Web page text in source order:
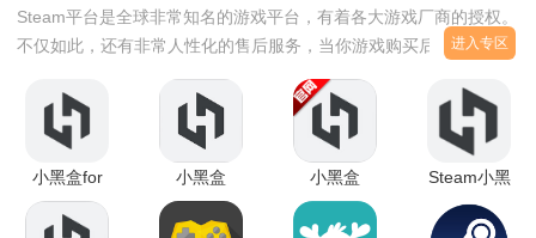
Steam平台是全球非常知名的游戏平台，有着各大游戏厂商的授权。
不仅如此，还有非常人性化的售后服务，当你游戏购买后，游戏体验
如果不太得当，那么你可以选择退款。steam平台手机版游戏账号的
防护功能非常好，通过初始邮箱，你的账号永远可以找回。
进入专区
小黑盒for
steam（绝
地求生）手
小黑盒
steam游戏
助手
小黑盒
app（Steam
游戏助手）
Steam小黑
盒绝地求生
战绩查询